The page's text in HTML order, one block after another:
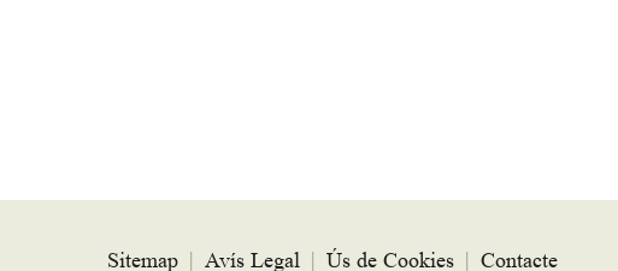
Sitemap Avís Legal Ús de Cookies Contacte